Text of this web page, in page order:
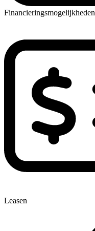
Financieringsmogelijkheden
Leasen